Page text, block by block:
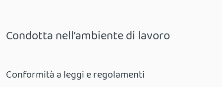
Condotta nell'ambiente di lavoro
Conformità a leggi e regolamenti